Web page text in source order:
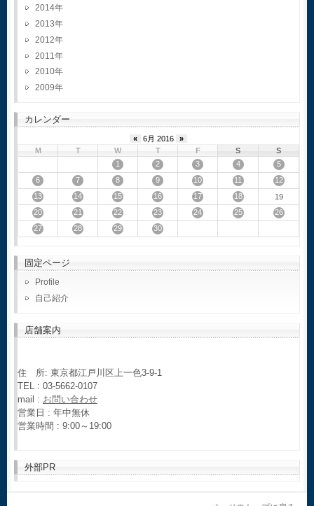
2014
2013
2012
2011
2010
2009
カレンダー
« 6月 2016
»
M
T W T F S
S
1
2 3 4
5
6
7 8 9 10 11
12
13
14 15 16 17 18
19
20
21 22 23 24 25
26
27
28 29 30
固定ページ
Profile
自己紹介
店舗案内
住 所: 東京都江戸川区上一色3-9-1
TEL : 03-5662-0107
mail : お問い合わせ
営業日 : 年中無休
営業時間 : 9:00～19:00
外部PR